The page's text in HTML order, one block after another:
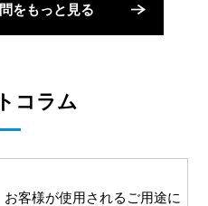
をもっと見る
コラム
客様が使用されるご用途に